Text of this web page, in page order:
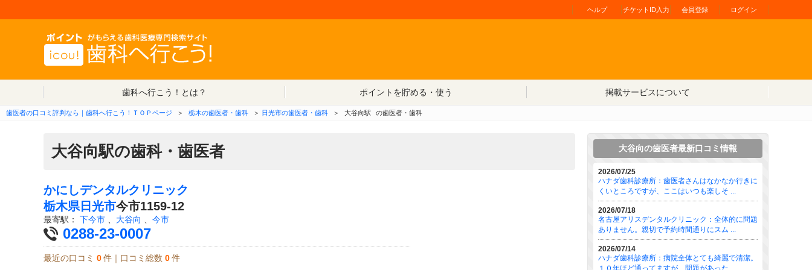
ヘルプ チケットID入力 会員登録 ログイン
歯科へ行こう！とは？
ポイントを貯める・使う 掲載サービスについて
歯医者の口コミ評判なら｜歯科へ行こう！ＴＯＰページ ＞ 栃木の歯医者・歯科 ＞ 日光市の歯医者・歯科 ＞ 大谷向駅 の歯医者・歯科
大谷向駅の歯科・歯医者
かにしデンタルクリニック
栃木県 日光市今市1159-12
最寄駅： 下今市 大谷向 今市
0288-23-0007
最近の口コミ 0 件｜口コミ総数 0 件
大谷向の歯医者最新口コミ情報
2026/07/25
ハナダ歯科診療所：歯医者さんはなかなか行きに
くいところですが、ここはいつも楽しそ ...
2026/07/18
名古屋アリスデンタルクリニック：全体的に問題
ありません。親切で予約時間通りにスム ...
2026/07/14
ハナダ歯科診療所：病院全体とても綺麗で清潔。